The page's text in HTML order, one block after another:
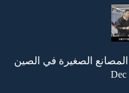
المصانع الصغيرة في الصين
Dec